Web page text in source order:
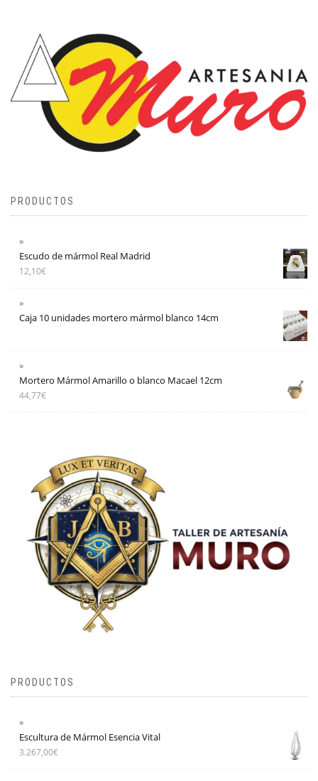
entradas
PRODUCTOS
Escudo de mármol Real Madrid
12,10€
Caja 10 unidades mortero mármol blanco 14cm
Mortero Mármol Amarillo o blanco Macael 12cm
44,77€
PRODUCTOS
Escultura de Mármol Esencia Vital
3.267,00€